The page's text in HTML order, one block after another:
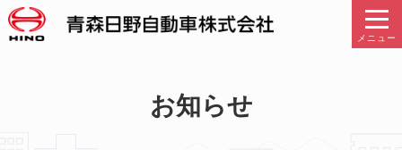
メニュー
お知らせ